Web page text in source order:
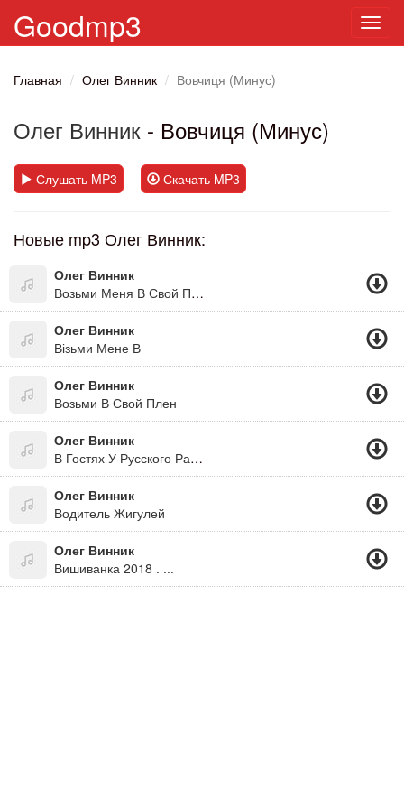
Goodmp3
Главная Олег Винник Вовчиця (Минус)
Олег Винник - Вовчиця (Минус)
Слушать MP3 Скачать MP3
Новые mp3 Олег Винник:
Олег Винник
Возьми Меня В Свой Плен.
Олег Винник
Візьми Мене В
Олег Винник
Возьми В Свой Плен
Олег Винник
В Гостях У Русского Радио 23.04.13
Олег Винник
Водитель Жигулей
Олег Винник
Вишиванка 2018 . ...